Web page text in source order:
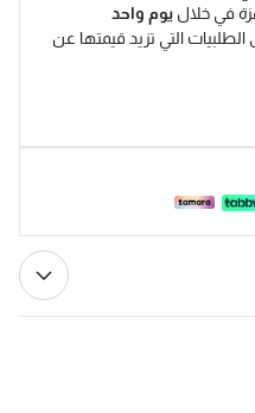
في خلال يوم واحد
الطلبيات التي تزيد قيمتها عن